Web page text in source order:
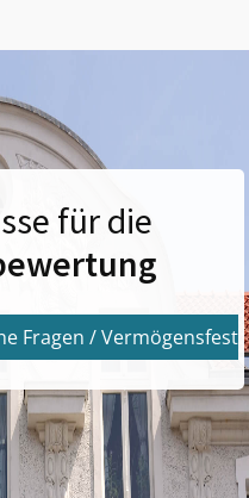
für die
Fragen /